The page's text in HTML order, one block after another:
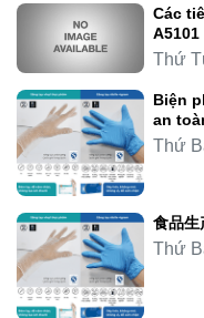
Các
A5101
Thứ
Biện
an
thực
Thứ
食品生
Thứ